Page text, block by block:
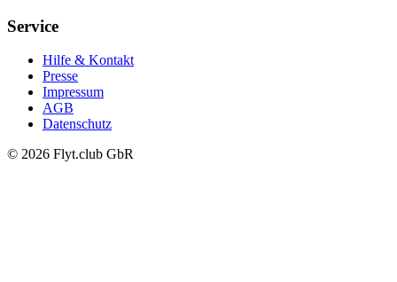
Service
Hilfe & Kontakt
Presse
Impressum
AGB
Datenschutz
© 2026 Flyt.club GbR